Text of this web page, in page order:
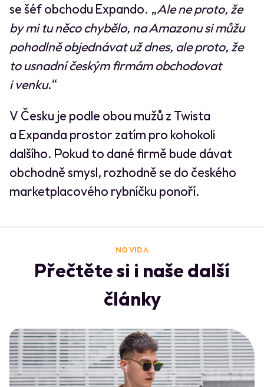
se šéf obchodu Expando. „Ale ne proto, že
by mi tu něco chybělo, na Amazonu si můžu
pohodlně objednávat už dnes, ale proto, že
to usnadní českým firmám obchodovat
i venku.“
V Česku je podle obou mužů z Twista
a Expanda prostor zatím pro kohokoli
dalšího. Pokud to dané firmě bude dávat
obchodně smysl, rozhodně se do českého
marketplacového rybníčku ponoří.
NO VIDA
Přečtěte si i naše další
články